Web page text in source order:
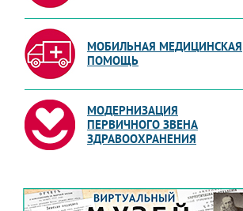
МОБИЛЬНАЯ МЕДИЦИНСКАЯ
ПОМОЩЬ
МОДЕРНИЗАЦИЯ
ПЕРВИЧНОГО ЗВЕНА
ЗДРАВООХРАНЕНИЯ